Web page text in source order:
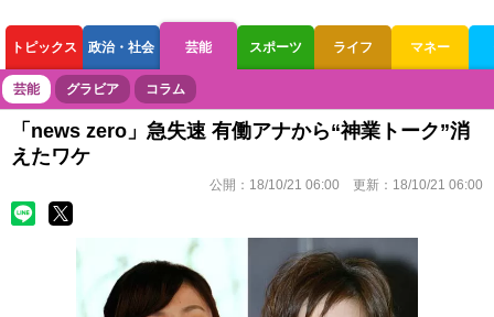
トピックス 政治・社会 芸能 スポーツ ライフ マネー
ボートレース 競輪 オートレース
芸能 グラビア コラム
「news zero」急失速 有働アナから“神業トーク”消
えたワケ
公開： 18/10/21 06:00 更新： 18/10/21 06:00